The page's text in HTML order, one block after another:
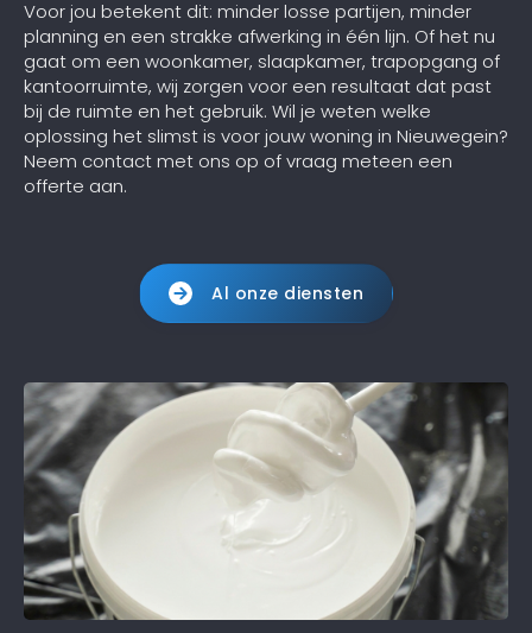
Voor jou betekent dit: minder losse partijen, minder
planning en een strakke afwerking in één lijn. Of het nu
gaat om een woonkamer, slaapkamer, trapopgang of
kantoorruimte, wij zorgen voor een resultaat dat past
bij de ruimte en het gebruik. Wil je weten welke
oplossing het slimst is voor jouw woning in Nieuwegein?
Neem contact met ons op of vraag meteen een
offerte aan.
Al onze diensten